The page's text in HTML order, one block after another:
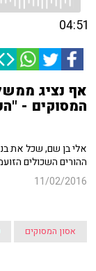
04:51
אף נציג
המסוקים -
אלי בן שם, שכל את
ההורים השכולים
11/02/2016
אסון המסוקים